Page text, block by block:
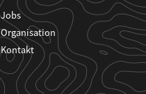
Jobs
Organisation
Kontakt